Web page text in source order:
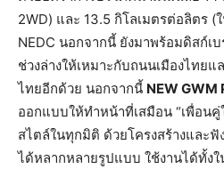
2WD) และ 13.5 กิโลเมตรต่อลิตร
NEDC นอกจากนี้ ยังมาพร้อมดิสก์เ
ช่วงล่างให้เหมาะกับถนนเมืองไทย
ไทยอีกด้วย นอกจากนี้ NEW GWM
ออกแบบให้ทำหน้าที่เสมือน “เพื่อน
สไตล์ในทุกมิติ ด้วยโครงสร้างและ
ได้หลากหลายรูปแบบ ใช้งานได้ทั้ง